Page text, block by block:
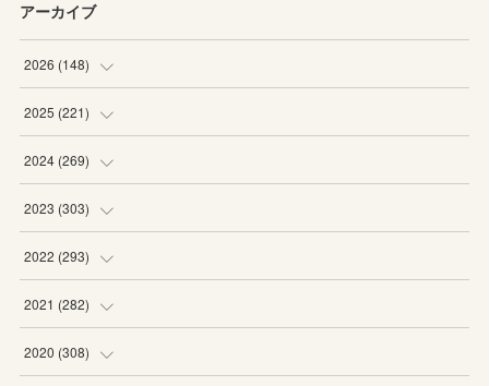
アーカイブ
2026 (148)
(6)
(22
(20
(19
2025 (221)
(19
(20
(19
(20
2024 (269)
(16
(16
(21
(20
2023 (303)
(27
(25
(29
2022 (293)
(18
(27
2021 (282)
(19
2020 (308)